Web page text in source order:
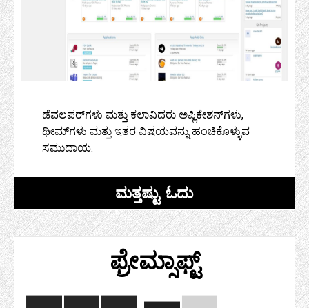
ಡೆವಲಪರ್‌ಗಳು ಮತ್ತು ಕಲಾವಿದರು ಅಪ್ಲಿಕೇಶನ್‌ಗಳು,
ಥೀಮ್‌ಗಳು ಮತ್ತು ಇತರ ವಿಷಯವನ್ನು ಹಂಚಿಕೊಳ್ಳುವ
ಸಮುದಾಯ.
ಮತ್ತಷ್ಟು ಓದು
ಫ್ರೇಮ್ಸಾಫ್ಟ್